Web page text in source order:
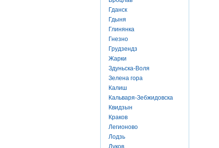
Гданск
Гдыня
Глинянка
Гнезно
Грудзендз
Жарки
Здуньска-Воля
Зелена гора
Калиш
Кальваря-Зебжидовска
Квидзын
Краков
Легионово
Лодзь
Луков